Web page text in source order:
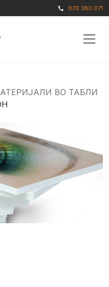
call 070 380 071
ВО ТАБЛИ